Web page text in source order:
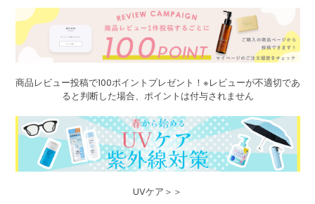
商品レビュー投稿で100ポイントプレゼント！※レビューが不適切であ
ると判断した場合、ポイントは付与されません
UVケア＞＞